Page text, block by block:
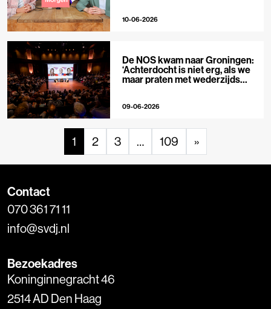
10-06-2026
De NOS kwam naar Groningen:
‘Achterdocht is niet erg, als we
maar praten met wederzijds
09-06-2026
1 2 3 … 109 »
Contact
070 361 71 11
info@svdj.nl
Bezoekadres
Koninginnegracht 46
2514 AD Den Haag